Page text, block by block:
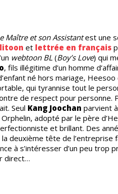
Maître et son Assistantest une
et lettrée en français
webtoon BL (Boy’s Love) qui
, fils illégitime d’un homme
né hors mariage, Heesoo
qui tyrannise tout le
de respect pour personne.
Seul Kang Joochan parvient
Orphelin, adopté par le père
et brillant. Des
deuxième tête de l’entreprise
à s’intéresser d’un peu trop
direct…